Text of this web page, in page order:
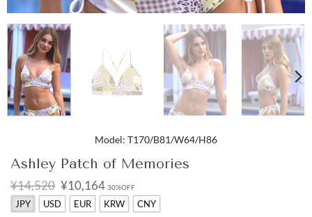
Model: T170/B81/W64/H86
Ashley Patch of Memories
¥14,520 原
价
为：
¥10,164当
前
价
30%OFF
JPY USD EUR KRW CNY